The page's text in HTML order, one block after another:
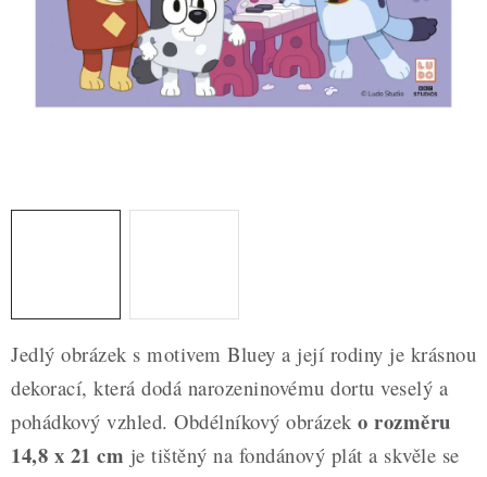
TÉMATICKÉ PRODUKTY
PROFI BALENÍ
Hodnocení obchodu
Blog
Moje objednávka
Podmínky ochrany osobních údajů
Jedlý obrázek s motivem Bluey a její rodiny je krásnou
dekorací, která dodá narozeninovému dortu veselý a
pohádkový vzhled. Obdélníkový obrázek o rozměru
14,8 x 21 cm je tištěný na fondánový plát a skvěle se